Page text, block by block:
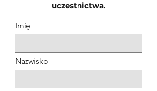
uczestnictwa.
Imię
Nazwisko